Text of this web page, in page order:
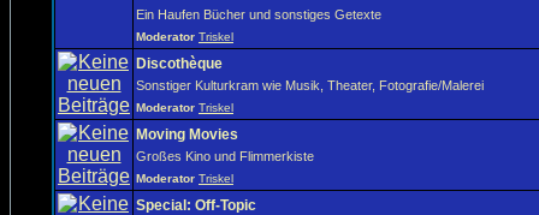
Ein Haufen Bücher und sonstiges Getexte
Moderator Triskel
Discothèque
Sonstiger Kulturkram wie Musik, Theater, Fotografie/Malerei
Moderator Triskel
Moving Movies
Großes Kino und Flimmerkiste
Moderator Triskel
Special: Off-Topic